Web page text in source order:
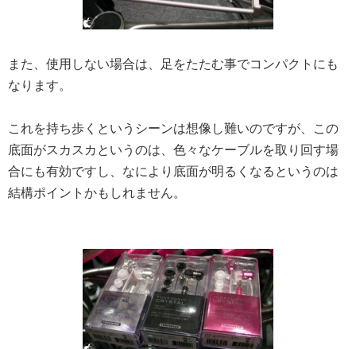
また、使用しない場合は、足をたたむ事でコンパクトにも
なります。
これを持ち歩くというシーンは想像し難いのですが、この
底面がスカスカというのは、色々なケーブルを取り回す場
合にも有効ですし、なにより底面が明るくなるというのは
結構ポイントかもしれません。